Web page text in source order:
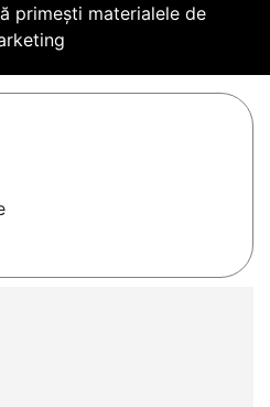
primești materialele de